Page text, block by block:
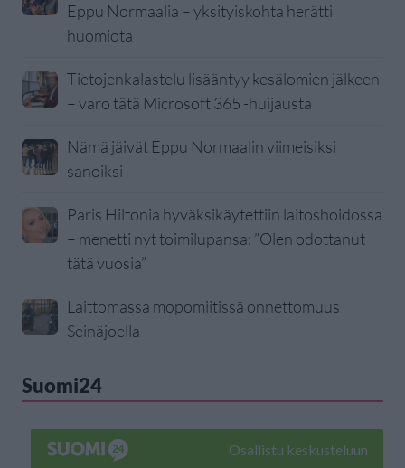
Eppu Normaalia – yksityiskohta herätti
huomiota
Tietojenkalastelu lisääntyy kesälomien jälkeen
– varo tätä Microsoft 365 -huijausta
Nämä jäivät Eppu Normaalin viimeisiksi
sanoiksi
Paris Hiltonia hyväksikäytettiin laitoshoidossa
– menetti nyt toimilupansa: ”Olen odottanut
tätä vuosia”
Laittomassa mopomiitissä onnettomuus
Seinäjoella
Suomi24